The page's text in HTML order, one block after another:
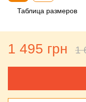
Таблица размеров
1 495 грн 1